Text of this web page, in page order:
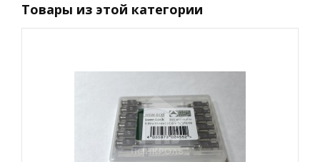
Товары из этой категории